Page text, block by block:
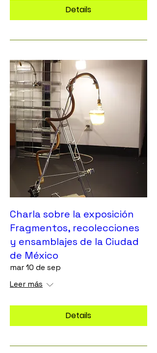
Details
Charla sobre la exposición
Fragmentos, recolecciones
y ensamblajes de la Ciudad
de México
mar 10 de sep
Leer más
Details